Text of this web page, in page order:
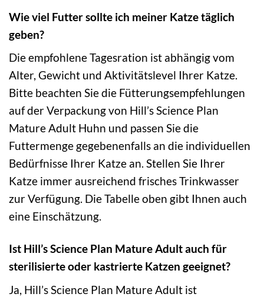
Wie viel Futter sollte ich meiner Katze täglich
geben?
Die empfohlene Tagesration ist abhängig vom
Alter, Gewicht und Aktivitätslevel Ihrer Katze.
Bitte beachten Sie die Fütterungsempfehlungen
auf der Verpackung von Hill’s Science Plan
Mature Adult Huhn und passen Sie die
Futtermenge gegebenenfalls an die individuellen
Bedürfnisse Ihrer Katze an. Stellen Sie Ihrer
Katze immer ausreichend frisches Trinkwasser
zur Verfügung. Die Tabelle oben gibt Ihnen auch
eine Einschätzung.
Ist Hill’s Science Plan Mature Adult auch für
sterilisierte oder kastrierte Katzen geeignet?
Ja, Hill’s Science Plan Mature Adult ist